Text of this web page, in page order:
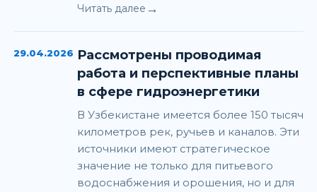
Читать далее →
29.04.2026 Рассмотрены проводимая
работа и перспективные планы
в сфере гидроэнергетики
В Узбекистане имеется более 150 тысяч
километров рек, ручьев и каналов. Эти
источники имеют стратегическое
значение не только для питьевого
водоснабжения и орошения, но и для